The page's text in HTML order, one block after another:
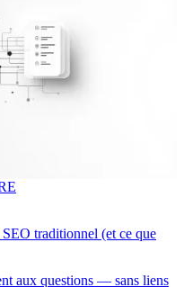
traditionnel (et ce que
aux questions — sans liens